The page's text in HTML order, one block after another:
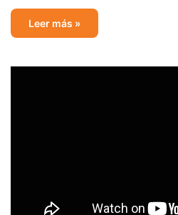
Leer más »